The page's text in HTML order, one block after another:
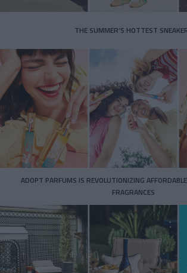
THE SUMMER’S HOTTEST
ADOPT PARFUMS IS REVOLUTIONIZING
FRAGRANCES